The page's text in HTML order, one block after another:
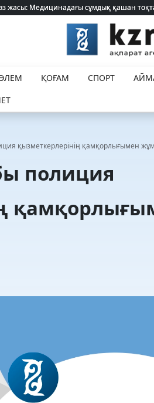
жасы: Медицинадағы сұмдық қашан
жасы: Медицинадағы сұмдық қашан
ҚОҒАМ СПОРТ
қызметкерлерінің қамқорлығымен
полиция